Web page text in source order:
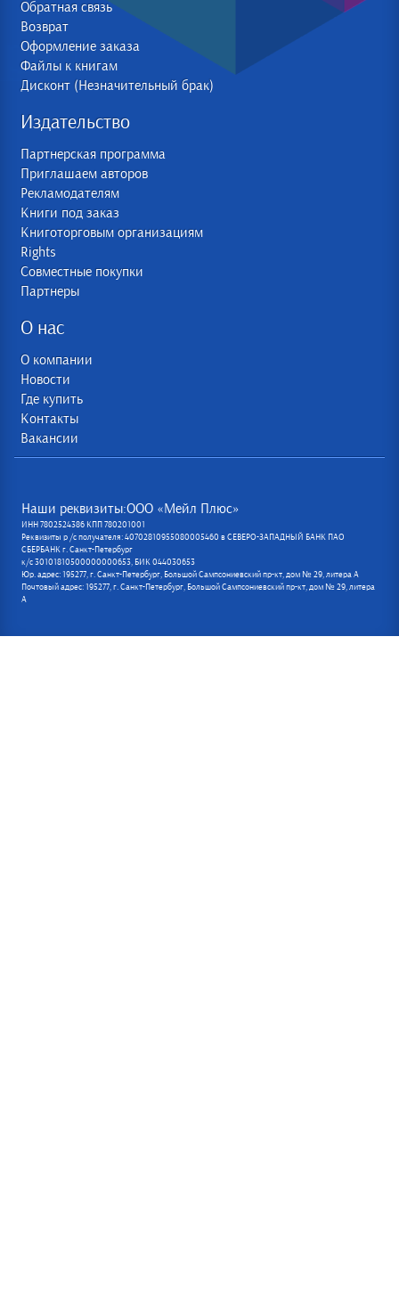
Обратная связь
Возврат
Оформление заказа
Файлы к книгам
Дисконт (Незначительный брак)
Издательство
Партнерская программа
Приглашаем авторов
Рекламодателям
Книги под заказ
Книготорговым организациям
Rights
Совместные покупки
Партнеры
О нас
О компании
Новости
Где купить
Контакты
Вакансии
Наши реквизиты:ООО «Мейл Плюс»
ИНН 7802524386 КПП 780201001
Реквизиты р /с получателя: 40702810955080005460 в СЕВЕРО-ЗАПАДНЫЙ БАНК ПАО
СБЕРБАНК г. Санкт-Петербург
к/с 30101810500000000653, БИК 044030653
Юр. адрес: 195277, г. Санкт-Петербург, Большой Сампсониевский пр-кт, дом № 29, литера А
Почтовый адрес: 195277, г. Санкт-Петербург, Большой Сампсониевский пр-кт, дом № 29, литера
А